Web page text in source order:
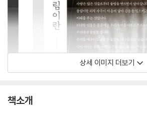
상세 이미지 더보기
책소개